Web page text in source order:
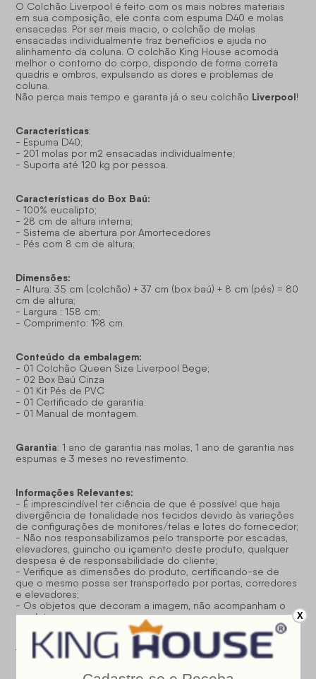
O Colchão Liverpool é feito com os mais nobres materiais
em sua composição, ele conta com espuma D40 e molas
ensacadas. Por ser mais macio, o colchão de molas
ensacadas individualmente traz benefícios e ajuda no
alinhamento da coluna. O colchão King House acomoda
melhor o contorno do corpo, dispondo de forma correta
quadris e ombros, expulsando as dores e problemas de
coluna.
Não perca mais tempo e garanta já o seu colchão Liverpool!
Características:
- Espuma D40;
- 201 molas por m2 ensacadas individualmente;
- Suporta até 120 kg por pessoa.
Características do Box Baú:
- 100% eucalipto;
- 28 cm de altura interna;
- Sistema de abertura por Amortecedores
- Pés com 8 cm de altura;
Dimensões:
- Altura: 35 cm (colchão) + 37 cm (box baú) + 8 cm (pés) = 80
cm de altura;
- Largura : 158 cm;
- Comprimento: 198 cm.
Conteúdo da embalagem:
- 01 Colchão Queen Size Liverpool Bege;
- 02 Box Baú Cinza
- 01 Kit Pés de PVC
- 01 Certificado de garantia.
- 01 Manual de montagem.
Garantia: 1 ano de garantia nas molas, 1 ano de garantia nas
espumas e 3 meses no revestimento.
Informações Relevantes:
- É imprescindível ter ciência de que é possível que haja
divergência de tonalidade nos tecidos devido às variações
de configurações de monitores/telas e lotes do fornecedor;
- Não nos responsabilizamos pelo transporte por escadas,
elevadores, guincho ou içamento deste produto, qualquer
despesa é de responsabilidade do cliente;
- Verifique as dimensões do produto, certificando-se de
que o mesmo possa ser transportado por portas, corredores
e elevadores;
- Os objetos que decoram a imagem, não acompanham o
produto;
- Não nos responsabilizamos pela instalação e montagem;
- Prestamos assistência somente por defeitos de
fabricação.
X